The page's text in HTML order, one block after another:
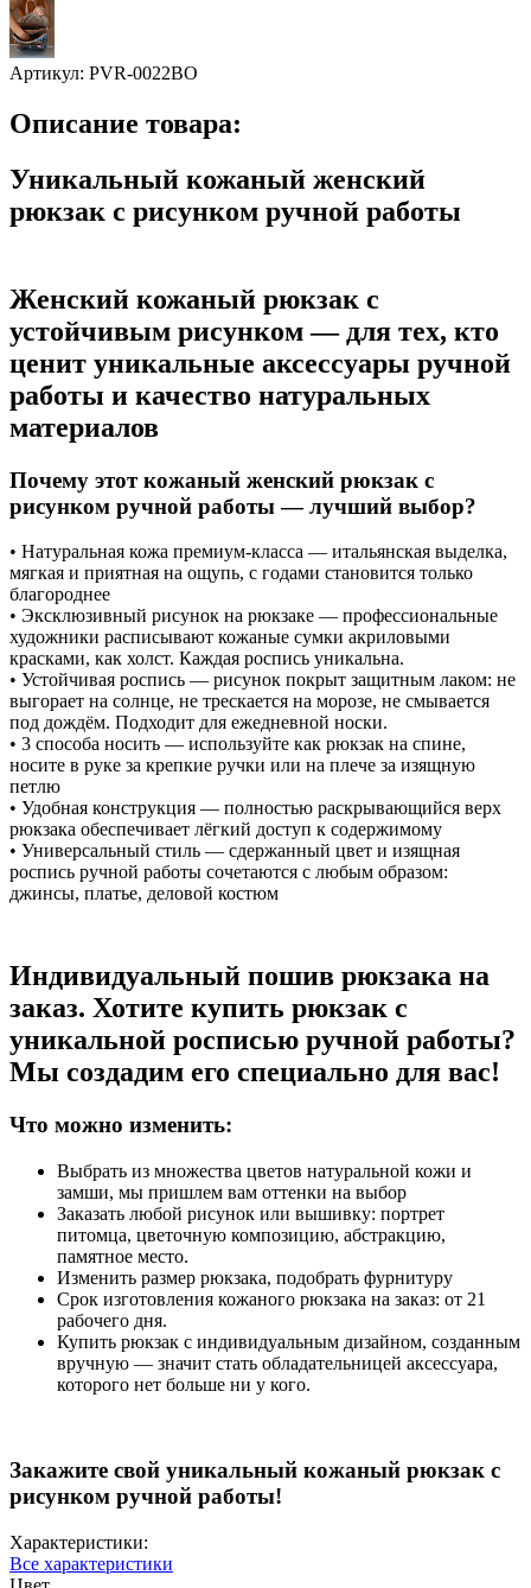
Артикул: PVR-0022BO
Описание товара:
Уникальный кожаный женский
рюкзак с рисунком ручной работы
Женский кожаный рюкзак с
устойчивым рисунком — для тех, кто
ценит уникальные аксессуары ручной
работы и качество натуральных
материалов
Почему этот кожаный женский рюкзак с
рисунком ручной работы — лучший выбор?
• Натуральная кожа премиум-класса — итальянская выделка,
мягкая и приятная на ощупь, с годами становится только
благороднее
• Эксклюзивный рисунок на рюкзаке — профессиональные
художники расписывают кожаные сумки акриловыми
красками, как холст. Каждая роспись уникальна.
• Устойчивая роспись — рисунок покрыт защитным лаком: не
выгорает на солнце, не трескается на морозе, не смывается
под дождём. Подходит для ежедневной носки.
• 3 способа носить — используйте как рюкзак на спине,
носите в руке за крепкие ручки или на плече за изящную
петлю
• Удобная конструкция — полностью раскрывающийся верх
рюкзака обеспечивает лёгкий доступ к содержимому
• Универсальный стиль — сдержанный цвет и изящная
роспись ручной работы сочетаются с любым образом:
джинсы, платье, деловой костюм
Индивидуальный пошив рюкзака на
заказ. Хотите купить рюкзак с
уникальной росписью ручной работы?
Мы создадим его специально для вас!
Что можно изменить:
Выбрать из множества цветов натуральной кожи и
замши, мы пришлем вам оттенки на выбор
Заказать любой рисунок или вышивку: портрет
питомца, цветочную композицию, абстракцию,
памятное место.
Изменить размер рюкзака, подобрать фурнитуру
Срок изготовления кожаного рюкзака на заказ: от 21
рабочего дня.
Купить рюкзак с индивидуальным дизайном, созданным
вручную — значит стать обладательницей аксессуара,
которого нет больше ни у кого.
Закажите свой уникальный кожаный рюкзак с
рисунком ручной работы!
Характеристики:
Все характеристики